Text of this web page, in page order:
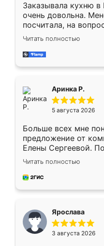
Заказывала кухню в
очень довольна.
посчитала, на
Замерщик приехал в
делу со всей
за день, ребята
Читать полностью
Аринка Р.
5 августа 2026
Больше всех мне
предложение от
Елены Сергеевой.
короткие сроки
для замера
предложил по моему
Читать полностью
Ярослава
3 августа 2026